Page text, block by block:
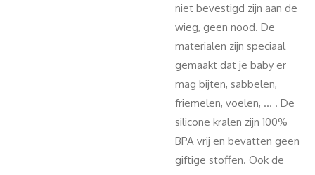
niet bevestigd zijn aan de
wieg, geen nood. De
materialen zijn speciaal
gemaakt dat je baby er
mag bijten, sabbelen,
friemelen, voelen, ... . De
silicone kralen zijn 100%
BPA vrij en bevatten geen
giftige stoffen. Ook de